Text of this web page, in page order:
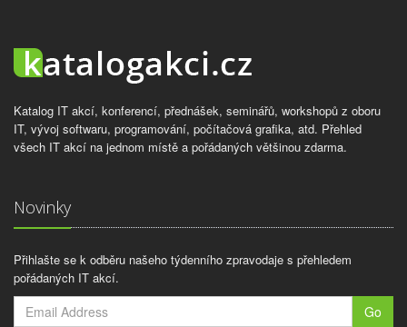
Katalog IT akcí, konferencí, přednášek, seminářů, workshopů z oboru
IT, vývoj softwaru, programování, počítačová grafika, atd. Přehled
všech IT akcí na jednom místě a pořádaných většinou zdarma.
Novinky
Přihlašte se k odběru našeho týdenního zpravodaje s přehledem
pořádaných IT akcí.
Go